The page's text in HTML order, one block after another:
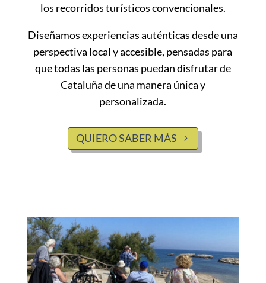
los recorridos turísticos convencionales.
Diseñamos experiencias auténticas desde una
perspectiva local y accesible, pensadas para
que todas las personas puedan disfrutar de
Cataluña de una manera única y
personalizada.
QUIERO SABER MÁS